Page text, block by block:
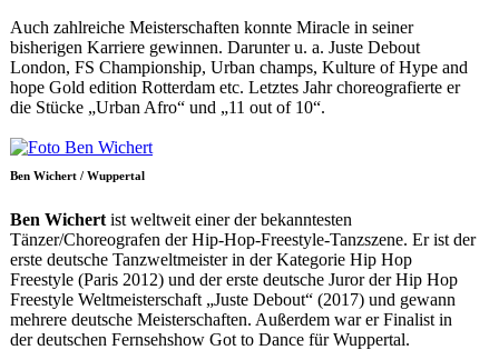
Auch zahlreiche Meisterschaften konnte Miracle in seiner
bisherigen Karriere gewinnen. Darunter u. a. Juste Debout
London, FS Championship, Urban champs, Kulture of Hype and
hope Gold edition Rotterdam etc. Letztes Jahr choreografierte er
die Stücke „Urban Afro“ und „11 out of 10“.
Ben Wichert / Wuppertal
Ben Wichert ist weltweit einer der bekanntesten
Tänzer/Choreografen der Hip-Hop-Freestyle-Tanzszene. Er ist der
erste deutsche Tanzweltmeister in der Kategorie Hip Hop
Freestyle (Paris 2012) und der erste deutsche Juror der Hip Hop
Freestyle Weltmeisterschaft „Juste Debout“ (2017) und gewann
mehrere deutsche Meisterschaften. Außerdem war er Finalist in
der deutschen Fernsehshow Got to Dance für Wuppertal.